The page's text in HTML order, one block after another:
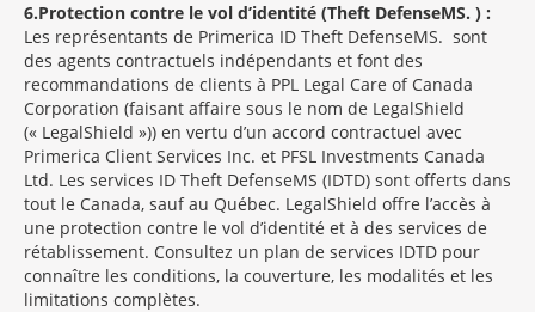
6 Protection contre le vol d’identité (Theft DefenseMS ) :
Les représentants de Primerica ID Theft DefenseMS
sont
des agents contractuels indépendants et font des
recommandations de clients à PPL Legal Care of Canada
Corporation (faisant affaire sous le nom de LegalShield
(« LegalShield »)) en vertu d’un accord contractuel avec
Primerica Client Services Inc. et PFSL Investments Canada
Ltd. Les services ID Theft DefenseMS (IDTD) sont offerts dans
tout le Canada, sauf au Québec. LegalShield offre l’accès à
une protection contre le vol d’identité et à des services de
rétablissement. Consultez un plan de services IDTD pour
connaître les conditions, la couverture, les modalités et les
limitations complètes.